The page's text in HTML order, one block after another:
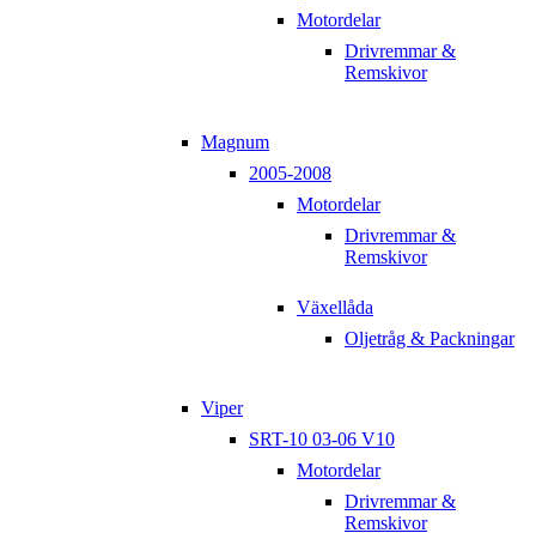
Motordelar
Drivremmar &
Remskivor
Magnum
2005-2008
Motordelar
Drivremmar &
Remskivor
Växellåda
Oljetråg & Packningar
Viper
SRT-10 03-06 V10
Motordelar
Drivremmar &
Remskivor